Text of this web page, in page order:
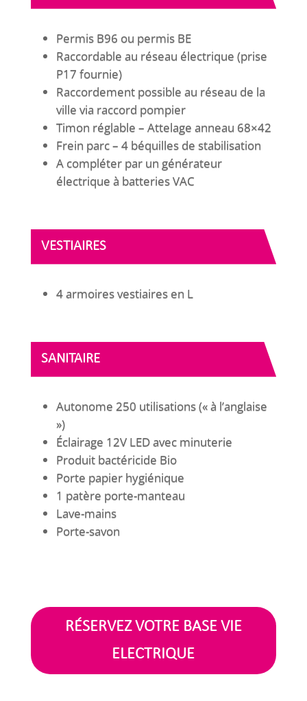
Permis B96 ou permis BE
Raccordable au réseau électrique (prise
P17 fournie)
Raccordement possible au réseau de la
ville via raccord pompier
Timon réglable – Attelage anneau 68×42
Frein parc – 4 béquilles de stabilisation
A compléter par un générateur
électrique à batteries VAC
VESTIAIRES
4 armoires vestiaires en L
SANITAIRE
Autonome 250 utilisations (« à l’anglaise
»)
Éclairage 12V LED avec minuterie
Produit bactéricide Bio
Porte papier hygiénique
1 patère porte-manteau
Lave-mains
Porte-savon
RÉSERVEZ VOTRE BASE VIE
ELECTRIQUE